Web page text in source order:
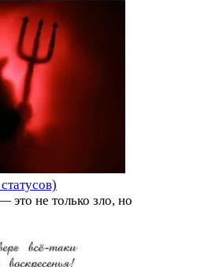
это не только зло, но